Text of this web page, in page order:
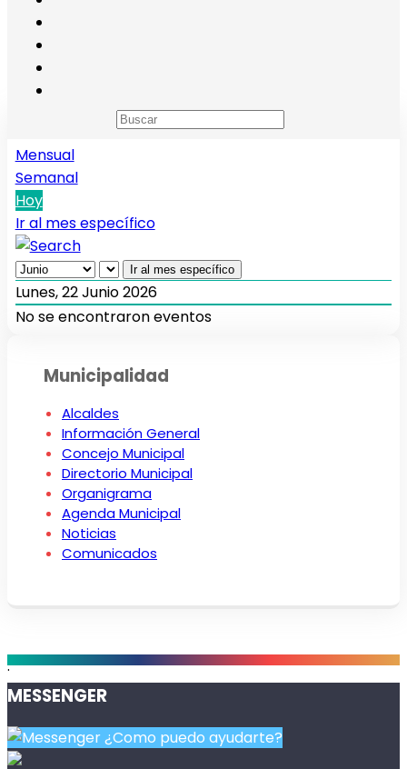
Calendario de eventos
Mensual
Semanal
Hoy
Ir al mes específico
Ir al mes específico
Lunes, 22 Junio 2026
No se encontraron eventos
Municipalidad
Alcaldes
Información General
Concejo Municipal
Directorio Municipal
Organigrama
Agenda Municipal
Noticias
Comunicados
.
MESSENGER
¿Como puedo ayudarte?